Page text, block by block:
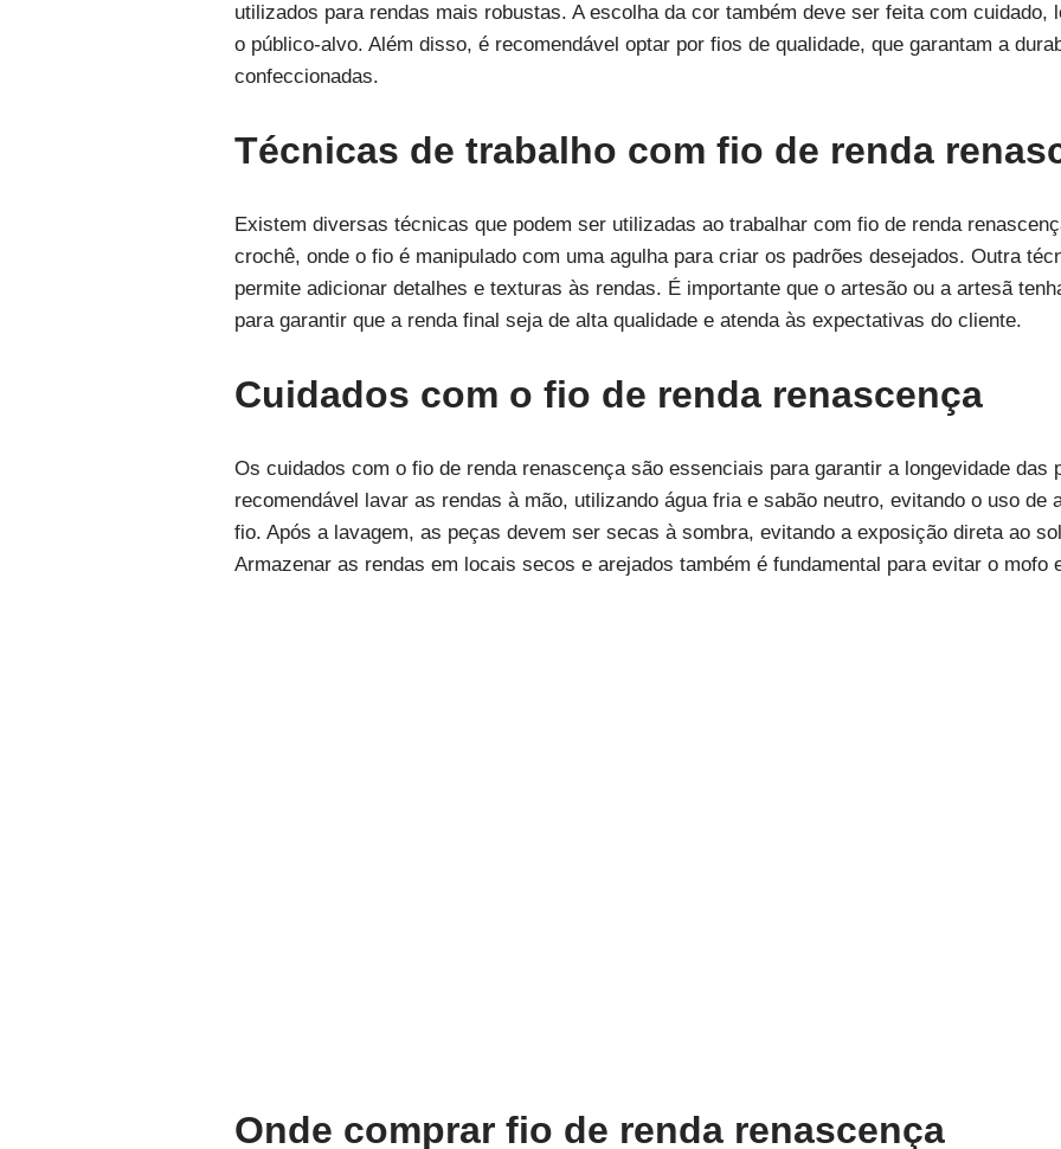
utilizados para rendas mais robustas. A escolha da cor também deve ser feita com cuidado,
o público-alvo. Além disso, é recomendável optar por fios de qualidade, que garantam a
confeccionadas.
Técnicas de trabalho com fio de renda
Existem diversas técnicas que podem ser utilizadas ao trabalhar com fio de renda
crochê, onde o fio é manipulado com uma agulha para criar os padrões desejados. Outra
permite adicionar detalhes e texturas às rendas. É importante que o artesão ou a artesã
para garantir que a renda final seja de alta qualidade e atenda às expectativas do cliente.
Cuidados com o fio de renda renascença
Os cuidados com o fio de renda renascença são essenciais para garantir a longevidade das
recomendável lavar as rendas à mão, utilizando água fria e sabão neutro, evitando o uso de
fio. Após a lavagem, as peças devem ser secas à sombra, evitando a exposição direta ao
Armazenar as rendas em locais secos e arejados também é fundamental para evitar o mofo
Onde comprar fio de renda renascença